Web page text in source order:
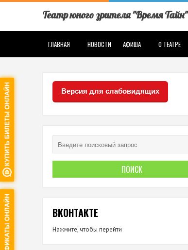
Театр юного зрителя "Время Тайн"
ГЛАВНАЯ НОВОСТИ АФИША О ТЕАТРЕ
Версия для слабовидящих
ВКОНТАКТЕ
Нажмите, чтобы перейти